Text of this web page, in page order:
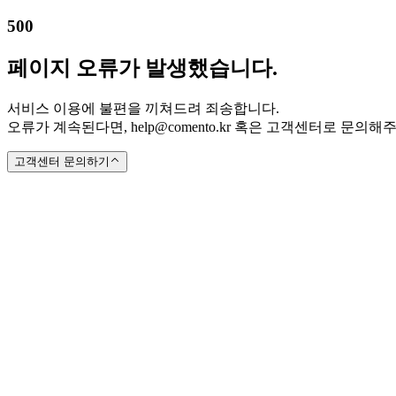
500
페이지 오류가 발생했습니다.
서비스 이용에 불편을 끼쳐드려 죄송합니다.
오류가 계속된다면, help@comento.kr 혹은 고객센터로 문의해
고객센터 문의하기